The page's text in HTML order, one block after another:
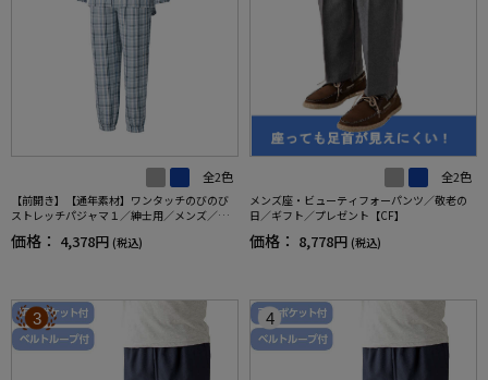
全2色
【前開き】【通年素材】ワンタッチのびのび
ストレッチパジャマ１／紳士用／メンズ／高
齢者／シニア／名前記入欄付／後ろ長め／ギ
フト／プレゼント【CF】
価格： 4,378円 (税込)
全2色
メンズ座・ビューティフォーパンツ／敬老の
日／ギフト／プレゼント【CF】
価格： 8,778円 (税込)
3 4